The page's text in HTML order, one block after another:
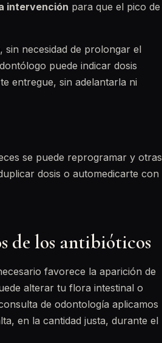
intervención para que el pico de
, sin necesidad de prolongar el
puede indicar dosis
entregue, sin adelantarla ni
se puede reprogramar y otras
dosis o automedicarte con
de los antibióticos
favorece la aparición de
alterar tu flora intestinal o
de odontología aplicamos
en la cantidad justa, durante el